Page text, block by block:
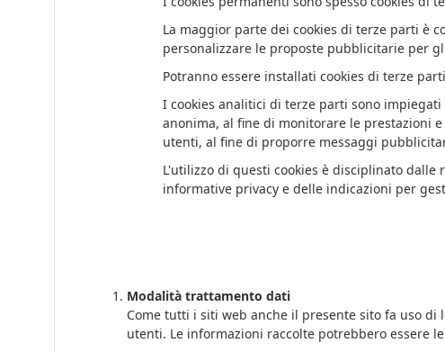
La maggior parte dei cookies di terze parti è
personalizzare le proposte pubblicitarie per
Potranno essere installati cookies di terze
I cookies analitici di terze parti sono
anonima, al fine di monitorare le prestazioni
utenti, al fine di proporre messaggi
L'utilizzo di questi cookies è disciplinato
informative privacy e delle indicazioni per
Modalità trattamento dati
Come tutti i siti web anche il presente sito fa uso
utenti. Le informazioni raccolte potrebbero essere